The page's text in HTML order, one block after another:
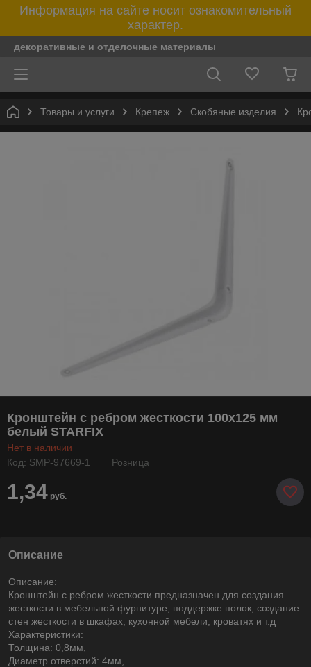
Информация на сайте носит ознакомительный
характер.
декоративные и отделочные материалы
Товары и услуги Крепеж Скобяные изделия
Кронштейн с ребром жесткости 100х125 мм
белый STARFIX
Нет в наличии
Код: SMP-97669-1
Розница
1,34 руб.
Описание
Описание:
Кронштейн с ребром жесткости предназначен для создания
жесткости в мебельной фурнитуре, поддержке полок, создание
стен жесткости в шкафах, кухонной мебели, кроватях и т.д
Характеристики:
Толщина: 0,8мм,
Диаметр отверстий: 4мм,